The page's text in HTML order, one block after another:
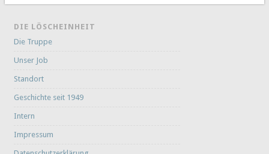
DIE LÖSCHEINHEIT
Die Truppe
Unser Job
Standort
Geschichte seit 1949
Intern
Impressum